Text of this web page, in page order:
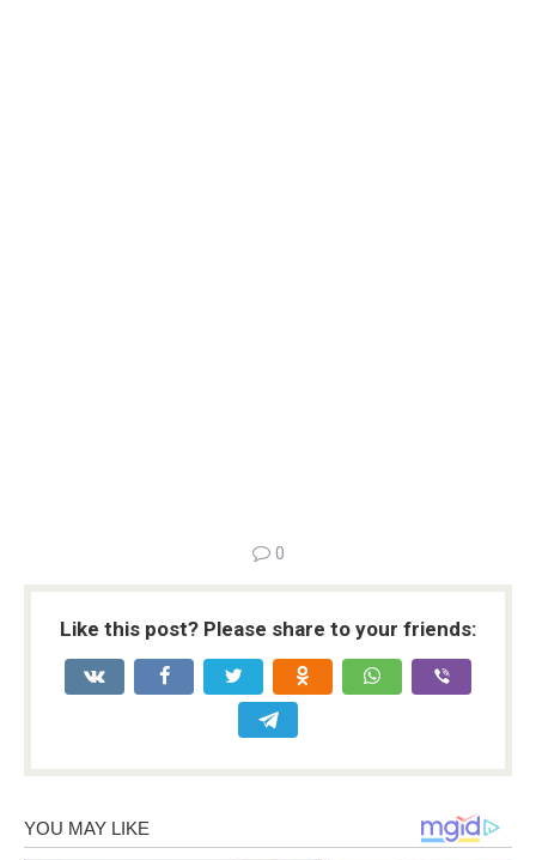
0
Like this post? Please share to your friends: